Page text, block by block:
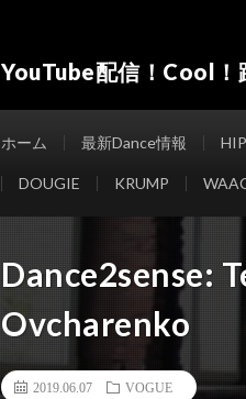
YouTube配信！Cool！
ホーム 最新Dance情報
DOUGIE KRUMP
Dance2sense:
Ovcharenko
2019.06.07 VOGUE